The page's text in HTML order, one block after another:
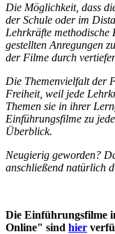
Die Möglichkeit, dass
der Schule oder im
Lehrkräfte
gestellten Anregungen
der Filme durch
Die Themenvielfalt der
Freiheit, weil jede
Themen sie in ihrer
Einführungsfilme zu
Überblick.
Neugierig geworden?
anschließend natürlich
Die Einführungsfilme
Online" sind hier